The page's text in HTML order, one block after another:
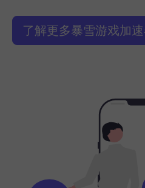
了解更多暴雪游戏加